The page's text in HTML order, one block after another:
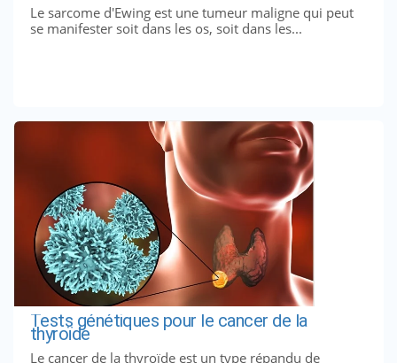
Le sarcome d'Ewing est une tumeur maligne qui peut
se manifester soit dans les os, soit dans les...
Tests génétiques pour le cancer de la
thyroïde
Le cancer de la thyroïde est un type répandu de